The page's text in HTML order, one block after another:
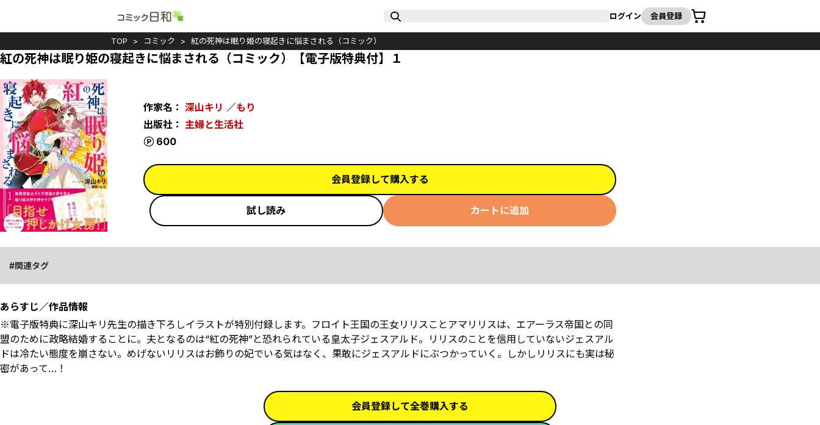
ログイン 会員登録
カート
TOP コミック 紅の死神は眠り姫の寝起きに悩まされる（コミック）
紅の死神は眠り姫の寝起きに悩まされる（コミック）【電子版特典付】１
作家名： 深山キリ ／もり
出版社： 主婦と生活社
600
ポイント
会員登録して購入する
試し読み カートに追加
関連タグ
あらすじ／作品情報
※電子版特典に深山キリ先生の描き下ろしイラストが特別付録します。フロイト王国の王女リリスことアマリリスは、エアーラス帝国との同
盟のために政略結婚することに。夫となるのは“紅の死神”と恐れられている皇太子ジェスアルド。リリスのことを信用していないジェスアル
ドは冷たい態度を崩さない。めげないリリスはお飾りの妃でいる気はなく、果敢にジェスアルドにぶつかっていく。しかしリリスにも実は秘
密があって…！
会員登録して全巻購入する